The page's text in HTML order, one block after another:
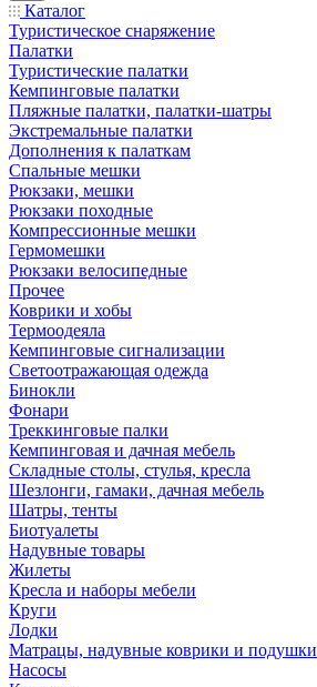
Каталог
Туристическое снаряжение
Палатки
Туристические палатки
Кемпинговые палатки
Пляжные палатки, палатки-шатры
Экстремальные палатки
Дополнения к палаткам
Спальные мешки
Рюкзаки, мешки
Рюкзаки походные
Компрессионные мешки
Гермомешки
Рюкзаки велосипедные
Прочее
Коврики и хобы
Термоодеяла
Кемпинговые сигнализации
Светоотражающая одежда
Бинокли
Фонари
Треккинговые палки
Кемпинговая и дачная мебель
Складные столы, стулья, кресла
Шезлонги, гамаки, дачная мебель
Шатры, тенты
Биотуалеты
Надувные товары
Жилеты
Кресла и наборы мебели
Круги
Лодки
Матрацы, надувные коврики и подушки
Насосы